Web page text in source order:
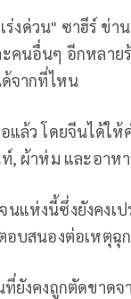
ร่งด่วน" ซาฮีร์ ข่
คนอื่นๆ อีกหลาย
ด้จากที่ไหน
แล้ว โดยจีนได้ใ
, ผ้าห่ม และอาห
แห่งนี้ซึ่งยังคงเ
อบสนองต่อเหตุฉุ
ยังคงถูกตัดขาด